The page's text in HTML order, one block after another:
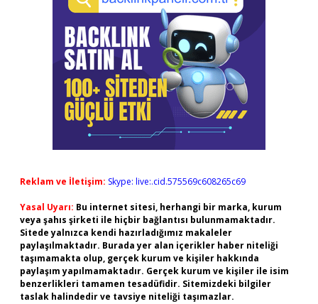
Reklam ve İletişim: Skype: live:.cid.575569c608265c69
Yasal Uyarı: Bu internet sitesi, herhangi bir marka, kurum
veya şahıs şirketi ile hiçbir bağlantısı bulunmamaktadır.
Sitede yalnızca kendi hazırladığımız makaleler
paylaşılmaktadır. Burada yer alan içerikler haber niteliği
taşımamakta olup, gerçek kurum ve kişiler hakkında
paylaşım yapılmamaktadır. Gerçek kurum ve kişiler ile isim
benzerlikleri tamamen tesadüfidir. Sitemizdeki bilgiler
taslak halindedir ve tavsiye niteliği taşımazlar.